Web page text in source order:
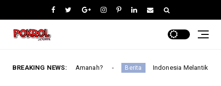
BREAKING NEWS:
Daerah yang Amanah? Berita Indonesia Melantik 732